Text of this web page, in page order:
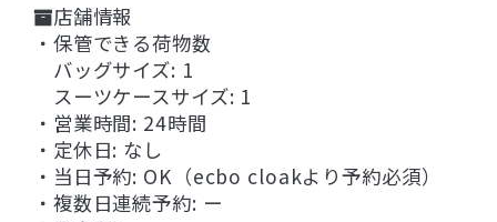
店舗情報
・保管できる荷物数
バッグサイズ: 1
スーツケースサイズ: 1
・営業時間: 24時間
・定休日: なし
・当日予約: OK（ecbo cloakより予約必須）
・複数日連続予約: ー